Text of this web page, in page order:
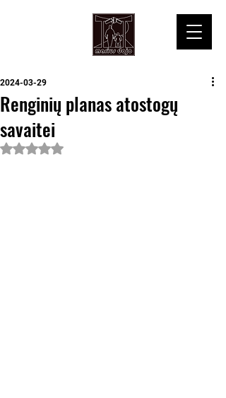
Renginių planas atostogų
savaitei
2024-03-29
Įvertinta NaN iš 5 žvaigždučių.